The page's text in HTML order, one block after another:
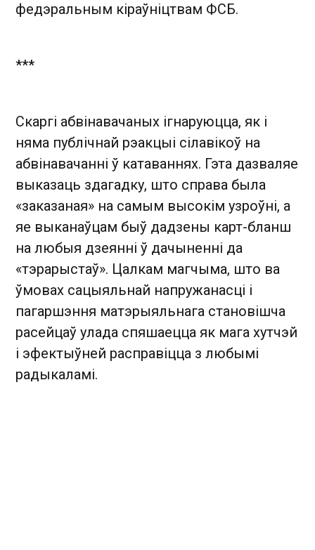
федэральным кіраўніцтвам ФСБ.
***
Скаргі абвінавачаных ігнаруюцца, як і
няма публічнай рэакцыі сілавікоў на
абвінавачанні ў катаваннях. Гэта дазваляе
выказаць здагадку, што справа была
«заказаная» на самым высокім узроўні, а
яе выканаўцам быў дадзены карт-бланш
на любыя дзеянні ў дачыненні да
«тэрарыстаў». Цалкам магчыма, што ва
ўмовах сацыяльнай напружанасці і
пагаршэння матэрыяльнага становішча
расейцаў улада спяшаецца як мага хутчэй
і эфектыўней расправіцца з любымі
радыкаламі.